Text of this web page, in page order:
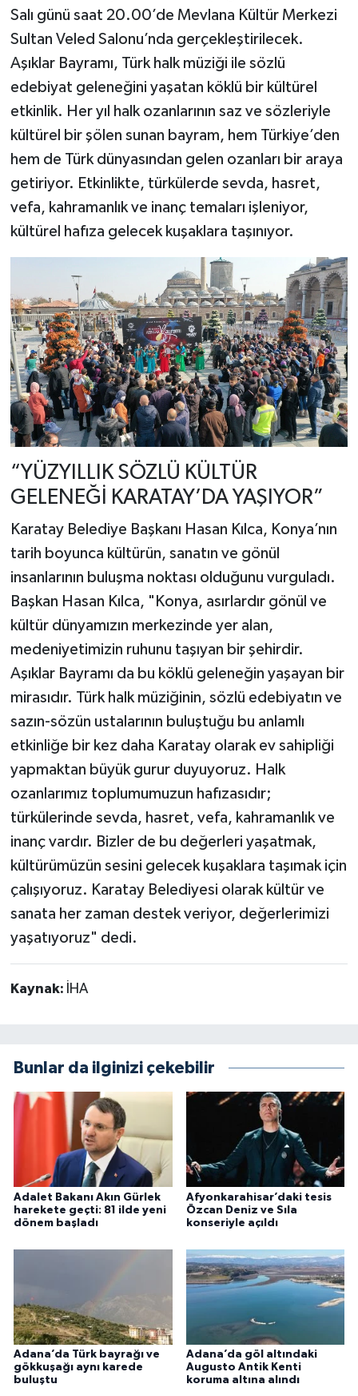
Salı günü saat 20.00’de Mevlana Kültür Merkezi
Sultan Veled Salonu’nda gerçekleştirilecek.
Aşıklar Bayramı, Türk halk müziği ile sözlü
edebiyat geleneğini yaşatan köklü bir kültürel
etkinlik. Her yıl halk ozanlarının saz ve sözleriyle
kültürel bir şölen sunan bayram, hem Türkiye’den
hem de Türk dünyasından gelen ozanları bir araya
getiriyor. Etkinlikte, türkülerde sevda, hasret,
vefa, kahramanlık ve inanç temaları işleniyor,
kültürel hafıza gelecek kuşaklara taşınıyor.
“YÜZYILLIK SÖZLÜ KÜLTÜR
GELENEĞİ KARATAY’DA YAŞIYOR”
Karatay Belediye Başkanı Hasan Kılca, Konya’nın
tarih boyunca kültürün, sanatın ve gönül
insanlarının buluşma noktası olduğunu vurguladı.
Başkan Hasan Kılca, "Konya, asırlardır gönül ve
kültür dünyamızın merkezinde yer alan,
medeniyetimizin ruhunu taşıyan bir şehirdir.
Aşıklar Bayramı da bu köklü geleneğin yaşayan bir
mirasıdır. Türk halk müziğinin, sözlü edebiyatın ve
sazın-sözün ustalarının buluştuğu bu anlamlı
etkinliğe bir kez daha Karatay olarak ev sahipliği
yapmaktan büyük gurur duyuyoruz. Halk
ozanlarımız toplumumuzun hafızasıdır;
türkülerinde sevda, hasret, vefa, kahramanlık ve
inanç vardır. Bizler de bu değerleri yaşatmak,
kültürümüzün sesini gelecek kuşaklara taşımak için
çalışıyoruz. Karatay Belediyesi olarak kültür ve
sanata her zaman destek veriyor, değerlerimizi
yaşatıyoruz" dedi.
Kaynak: İHA
Bunlar da ilginizi çekebilir
Adalet Bakanı Akın Gürlek
harekete geçti: 81 ilde yeni
dönem başladı
Afyonkarahisar’daki tesis
Özcan Deniz ve Sıla
konseriyle açıldı
Adana’da Türk bayrağı ve
gökkuşağı aynı karede
buluştu
Adana’da göl altındaki
Augusto Antik Kenti
koruma altına alındı